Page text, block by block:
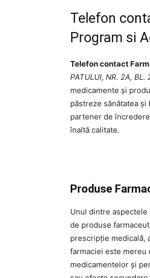
Telefon
Program si
Telefon contact
PATULUI, NR. 2A, BL.
medicamente și
păstreze sănătatea
partener de
înaltă calitate.
Produse
Unul dintre aspectele
de produse
prescripție medicală,
farmaciei este
medicamentelor și